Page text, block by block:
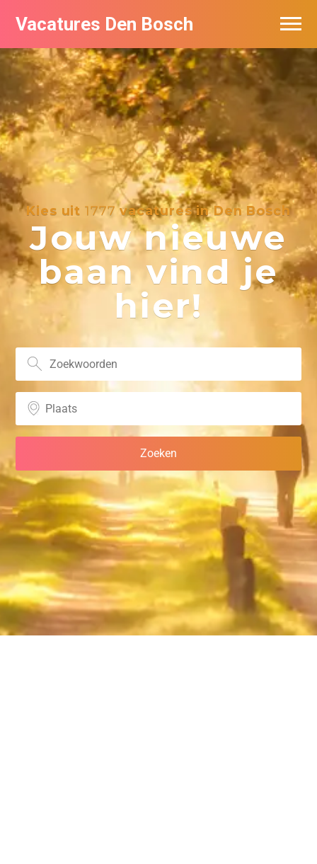
Vacatures Den Bosch
Kies uit1777vacatures in Den Bosch
Jouw nieuwe
baan vind je
hier!
Vacatures per bedrijf in Den Bosch
De populairste vacatures in Den Bosch